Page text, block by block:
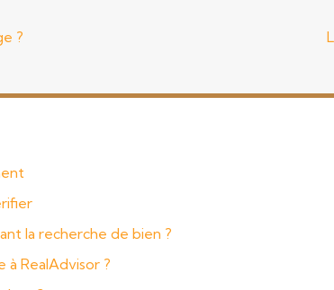
?
la recherche de bien ?
RealAdvisor ?